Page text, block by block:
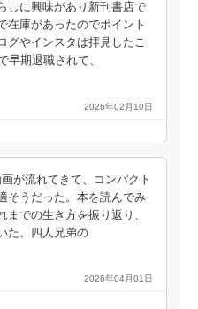
しに興味があり新刊書店で
在庫があったのでポイント
グやインスタは拝見したこ
早期退職されて、
2026年02月10日
が流れてきて、コンパクト
そうだった。本を読んでみ
までの生き方を振り返り、
た。四人兄弟の
2026年04月01日